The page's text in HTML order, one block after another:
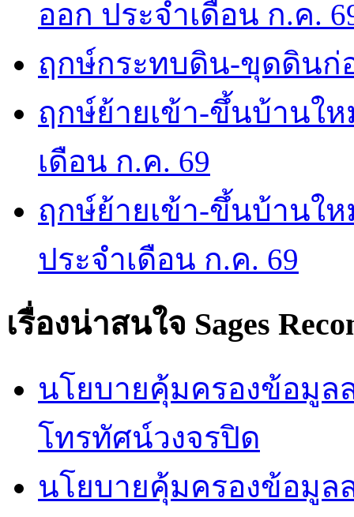
ออก ประจำเดือน ก.ค.
ฤกษ์กระทบดิน-ขุดดินก่
ฤกษ์ย้ายเข้า-ขึ้นบ้านใ
เดือน ก.ค. 69
ฤกษ์ย้ายเข้า-ขึ้นบ้านใ
ประจำเดือน ก.ค. 69
เรื่องน่าสนใจ Sages
นโยบายคุ้มครองข้อมูล
โทรทัศน์วงจรปิด
นโยบายคุ้มครองข้อมูล